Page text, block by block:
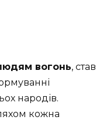
вогонь, став
народів.
кожна